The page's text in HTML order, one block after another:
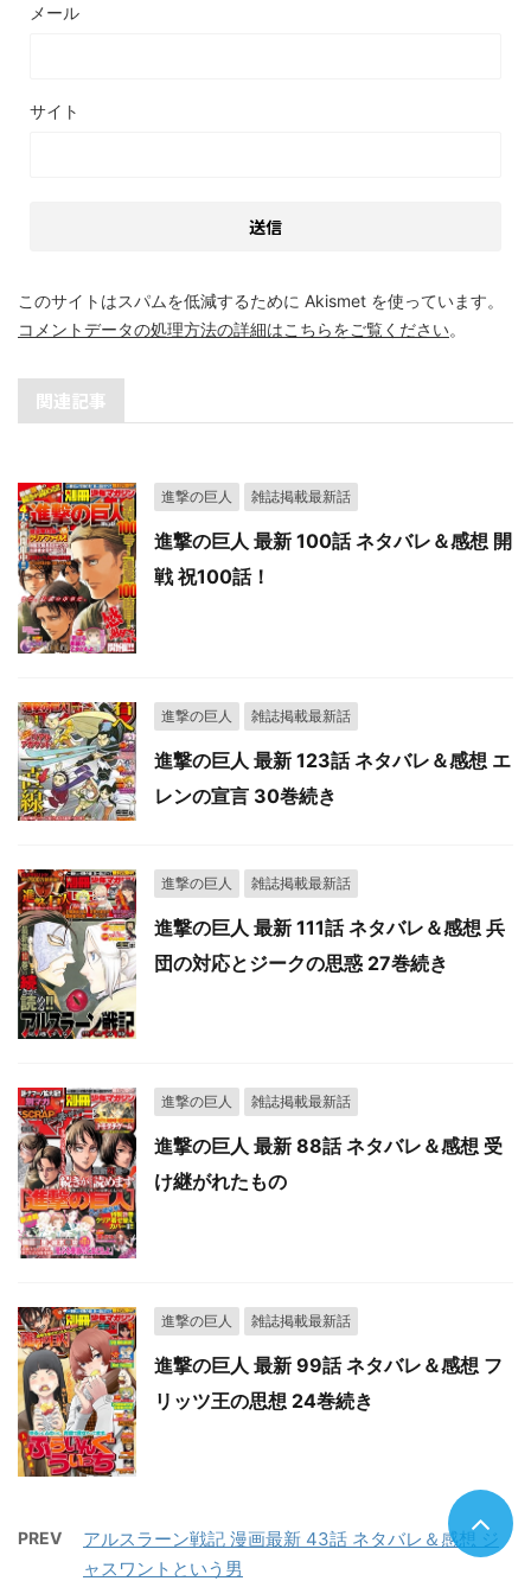
メール
サイト
このサイトはスパムを低減するために Akismet を使っています。
コメントデータの処理方法の詳細はこちらをご覧ください。
関連記事
進撃の巨人 雑誌掲載最新話
進撃の巨人 最新 100話 ネタバレ＆感想 開
戦 祝100話！
進撃の巨人 雑誌掲載最新話
進撃の巨人 最新 123話 ネタバレ＆感想 エ
レンの宣言 30巻続き
進撃の巨人 雑誌掲載最新話
進撃の巨人 最新 111話 ネタバレ＆感想 兵
団の対応とジークの思惑 27巻続き
進撃の巨人 雑誌掲載最新話
進撃の巨人 最新 88話 ネタバレ＆感想 受
け継がれたもの
進撃の巨人 雑誌掲載最新話
進撃の巨人 最新 99話 ネタバレ＆感想 フ
リッツ王の思想 24巻続き
PREV
アルスラーン戦記 漫画最新 43話 ネタバレ＆感想 ジ
ャスワントという男